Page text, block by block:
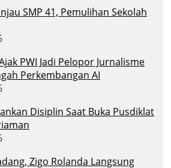
SMP 41, Pemulihan Sekolah
PWI Jadi Pelopor Jurnalisme
Perkembangan AI
Disiplin Saat Buka Pusdiklat
Zigo Rolanda Langsung